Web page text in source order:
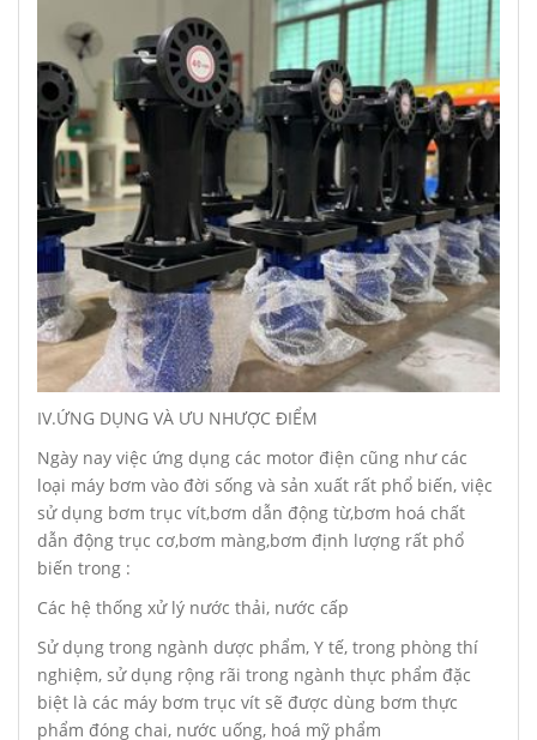
IV.ỨNG DỤNG VÀ ƯU NHƯỢC ĐIỂM
Ngày nay việc ứng dụng các motor điện cũng như các
loại máy bơm vào đời sống và sản xuất rất phổ biến, việc
sử dụng bơm trục vít,bơm dẫn động từ,bơm hoá chất
dẫn động trục cơ,bơm màng,bơm định lượng rất phổ
biến trong :
Các hệ thống xử lý nước thải, nước cấp
Sử dụng trong ngành dược phẩm, Y tế, trong phòng thí
nghiệm, sử dụng rộng rãi trong ngành thực phẩm đặc
biệt là các máy bơm trục vít sẽ được dùng bơm thực
phẩm đóng chai, nước uống, hoá mỹ phẩm